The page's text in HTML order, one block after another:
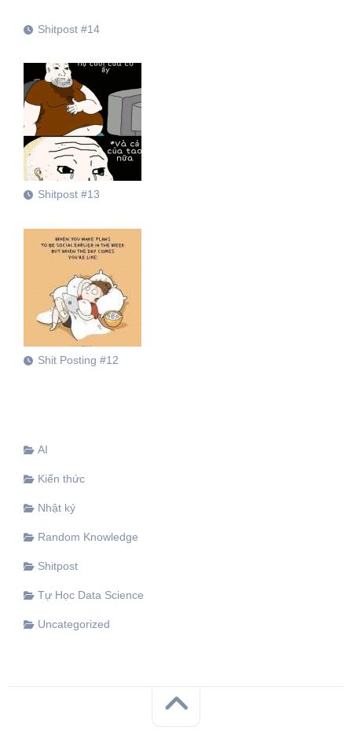
Shitpost #14
Shitpost #13
Shit Posting #12
AI
Kiến thức
Nhật ký
Random Knowledge
Shitpost
Tự Học Data Science
Uncategorized